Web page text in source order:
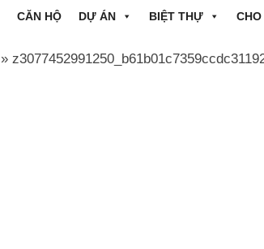
CĂN HỘ DỰ ÁN BIỆT THỰ CHO
»